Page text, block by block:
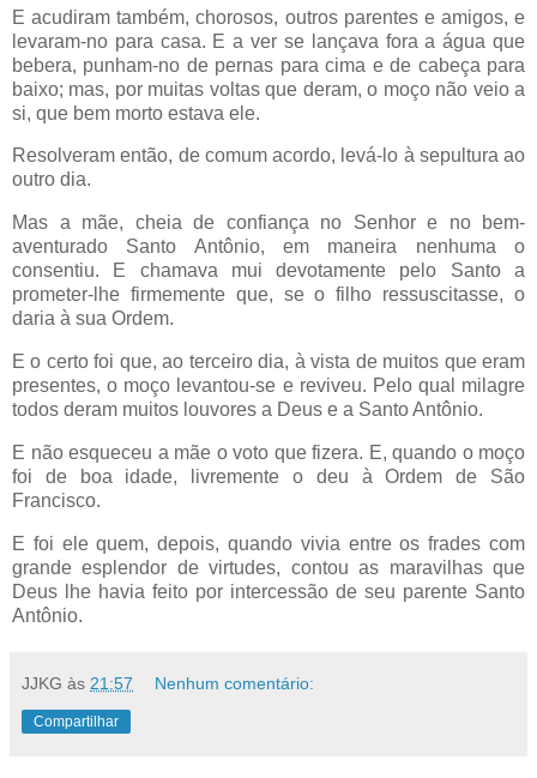
E acudiram também, chorosos, outros parentes e amigos, e
levaram-no para casa. E a ver se lançava fora a água que
bebera, punham-no de pernas para cima e de cabeça para
baixo; mas, por muitas voltas que deram, o moço não veio a
si, que bem morto estava ele.
Resolveram então, de comum acordo, levá-lo à sepultura ao
outro dia.
Mas a mãe, cheia de confiança no Senhor e no bem-
aventurado Santo Antônio, em maneira nenhuma o
consentiu. E chamava mui devotamente pelo Santo a
prometer-lhe firmemente que, se o filho ressuscitasse, o
daria à sua Ordem.
E o certo foi que, ao terceiro dia, à vista de muitos que eram
presentes, o moço levantou-se e reviveu. Pelo qual milagre
todos deram muitos louvores a Deus e a Santo Antônio.
E não esqueceu a mãe o voto que fizera. E, quando o moço
foi de boa idade, livremente o deu à Ordem de São
Francisco.
E foi ele quem, depois, quando vivia entre os frades com
grande esplendor de virtudes, contou as maravilhas que
Deus lhe havia feito por intercessão de seu parente Santo
Antônio.
JJKG às 21:57 Nenhum comentário:
Compartilhar